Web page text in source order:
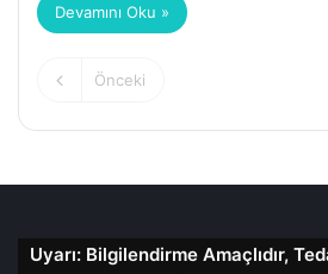
Devamını Oku »
Önceki
Uyarı: Bilgilendirme Amaçlıdır,